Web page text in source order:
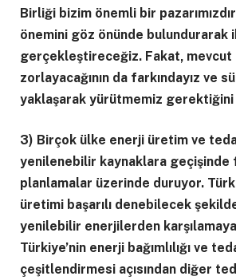
Birliği bizim önemli bir
önemini göz önünde bulundurarak
gerçekleştireceğiz. Fakat, mevcut
zorlayacağının da farkındayız ve
yaklaşarak yürütmemiz
3) Birçok ülke enerji üretim ve
yenilenebilir kaynaklara geçişinde
planlamalar üzerinde duruyor.
üretimi başarılı denebilecek şekilde
yenilebilir enerjilerden karşılamaya
Türkiye’nin enerji bağımlılığı ve
çeşitlendirmesi açısından diğer